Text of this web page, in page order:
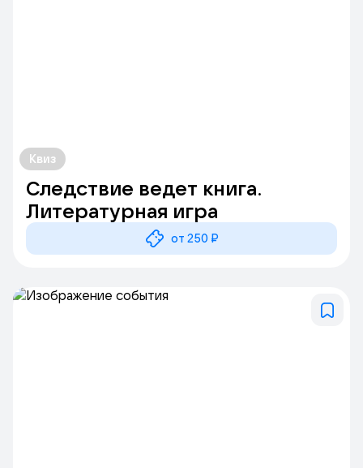
Квиз
Следствие ведет книга.
Литературная игра
от 250 ₽